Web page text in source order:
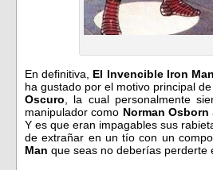
En definitiva, El Invencible Iron
ha gustado por el motivo principal
Oscuro , la cual personalmente
manipulador como Norman Osborn
Y es que eran impagables sus
de extrañar en un tío con un
Man que seas no deberías